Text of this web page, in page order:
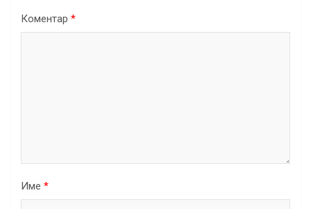
Коментар *
Име *